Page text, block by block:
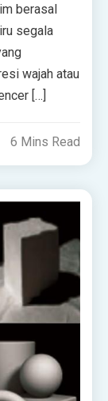
berasal
segala
wajah atau
[…]
6 Mins Read